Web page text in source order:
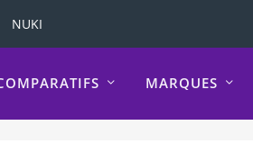
NUKI
MARQUES